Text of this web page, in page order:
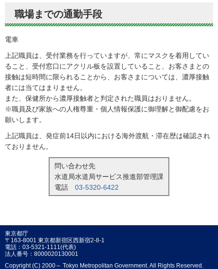
職場までの通勤手段
電車
上記職員は、受付業務を行っていますが、常にマスクを着用してい
ること、受付窓口にアクリル板を設置していること、お客さまとの
接触は短時間に限られることから、お客さまについては、濃厚接触
者には当てはまりません。
また、保健所から濃厚接触者と判定された職員はおりません。
※職員及び家族への人権尊重・個人情報保護に御理解と御配慮をお
願いします。
上記職員は、発症前14日以内における海外渡航・滞在歴は確認され
ておりません。
問い合わせ先
水道局水道局サービス推進部管理課
電話 03-5320-6422
東京都庁
〒163-8001 東京都新宿区西新宿2-8-1
電話：03-5321-1111(代表)
法人番号：8000020130001
Copyright (C) 2000～ Tokyo Metropolitan Government. All Rights Reserved.